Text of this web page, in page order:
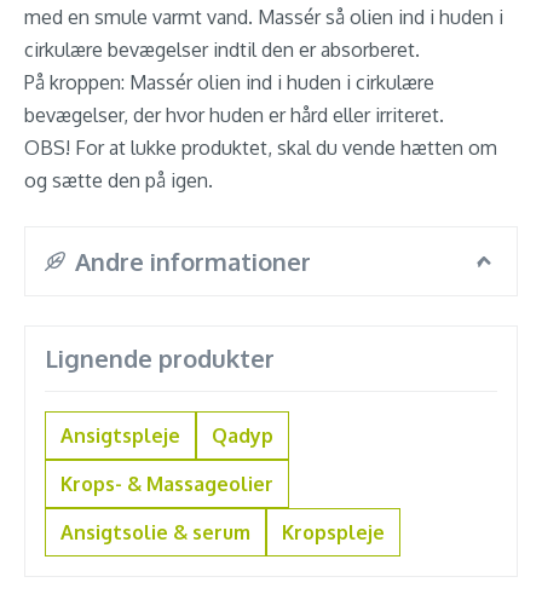
med en smule varmt vand. Massér så olien ind i huden i
cirkulære bevægelser indtil den er absorberet.
På kroppen: Massér olien ind i huden i cirkulære
bevægelser, der hvor huden er hård eller irriteret.
OBS! For at lukke produktet, skal du vende hætten om
og sætte den på igen.
Andre informationer
Lignende produkter
Ansigtspleje
Qadyp
Krops- & Massageolier
Ansigtsolie & serum
Kropspleje